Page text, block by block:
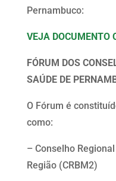
Pernambuco:
VEJA DOCUMENTO
FÓRUM DOS
SAÚDE DE
O Fórum é
como:
– Conselho
Região (CRBM2)